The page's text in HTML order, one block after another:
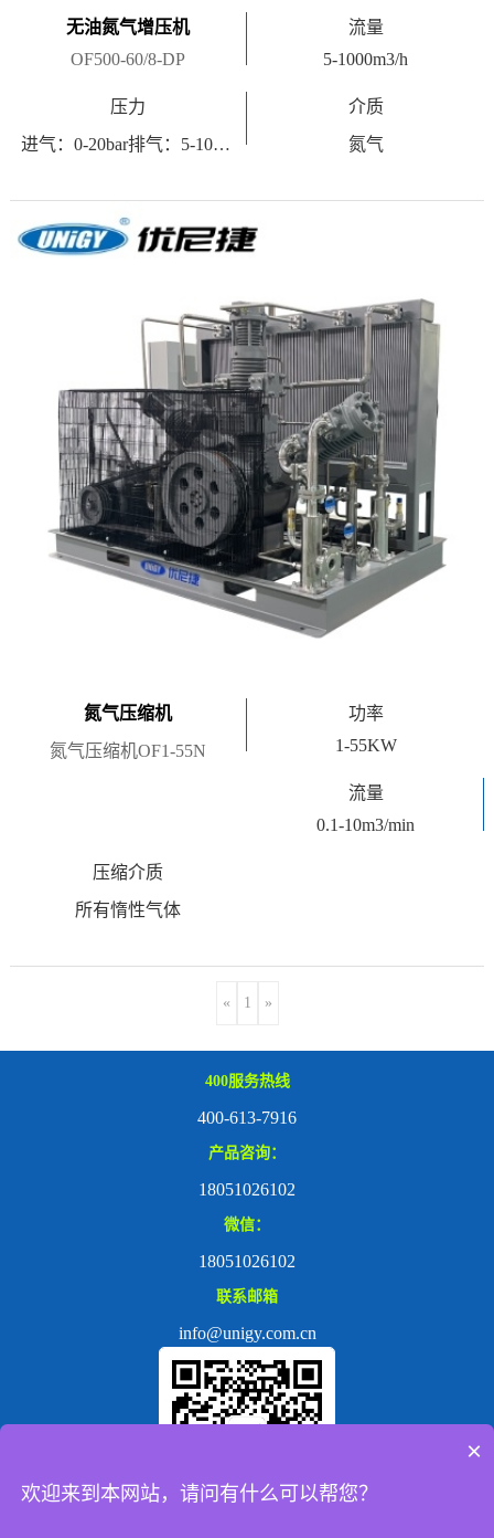
无油氮气增压机
OF500-60/8-DP
流量
5-1000m3/h
压力
进气：0-20bar排气：5-100bar
介质
氮气
氮气压缩机
氮气压缩机OF1-55N
功率
1-55KW
流量
0.1-10m3/min
压缩介质
所有惰性气体
« 1 »
400服务热线
400-613-7916
产品咨询：
18051026102
微信：
18051026102
联系邮箱
info@unigy.com.cn
×
欢迎来到本网站，请问有什么可以帮您？